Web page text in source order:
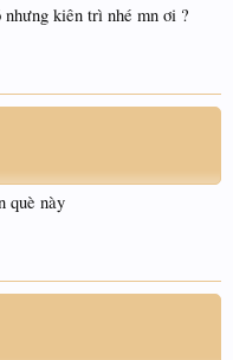
kiên trì nhé mn ơi ?
què này